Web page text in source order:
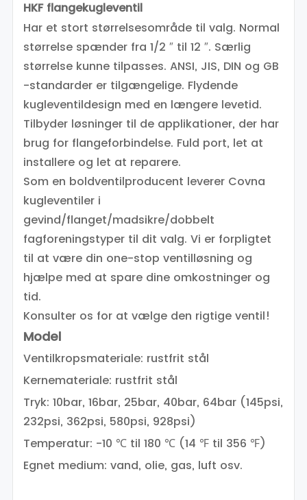
HKF flangekugleventil
Har et stort størrelsesområde til valg. Normal
størrelse spænder fra 1/2 ″ til 12 ″. Særlig
størrelse kunne tilpasses. ANSI, JIS, DIN og GB
-standarder er tilgængelige. Flydende
kugleventildesign med en længere levetid.
Tilbyder løsninger til de applikationer, der har
brug for flangeforbindelse. Fuld port, let at
installere og let at reparere.
Som en boldventilproducent leverer Covna
kugleventiler i
gevind/flanget/madsikre/dobbelt
fagforeningstyper til dit valg. Vi er forpligtet
til at være din one-stop ventilløsning og
hjælpe med at spare dine omkostninger og
tid.
Konsulter os for at vælge den rigtige ventil!
Model
Ventilkropsmateriale: rustfrit stål
Kernemateriale: rustfrit stål
Tryk: 10bar, 16bar, 25bar, 40bar, 64bar (145psi,
232psi, 362psi, 580psi, 928psi)
Temperatur: -10 ℃ til 180 ℃ (14 ℉ til 356 ℉)
Egnet medium: vand, olie, gas, luft osv.